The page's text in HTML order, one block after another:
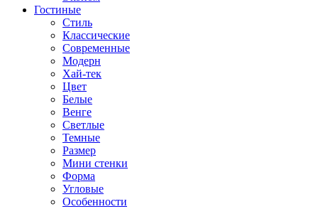
Гостиные
Стиль
Классические
Современные
Модерн
Хай-тек
Цвет
Белые
Венге
Светлые
Темные
Размер
Мини стенки
Форма
Угловые
Особенности